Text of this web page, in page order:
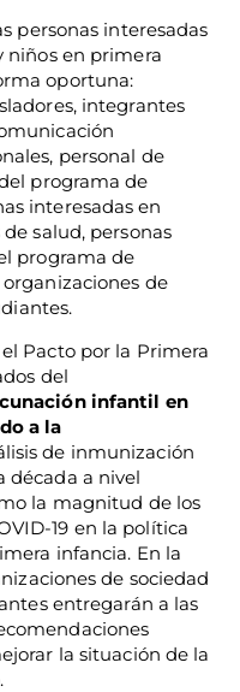
personas interesadas
niños en primera
oportuna:
integrantes
personal de
programa de
interesadas en
salud, personas
programa de
de
Pacto por la Primera
del
infantil en
a la
de inmunización
década a nivel
la magnitud de los
19 en la política
infancia. En la
de sociedad
entregarán a las
la situación de la